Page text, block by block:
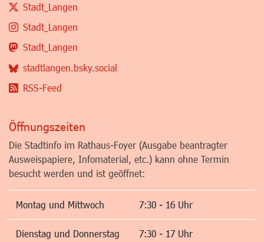
Stadt_Langen
Stadt_Langen
Stadt_Langen
stadtlangen.bsky.social
RSS-Feed
Öffnungszeiten
Die Stadtinfo im Rathaus-Foyer (Ausgabe beantragter
Ausweispapiere, Infomaterial, etc.) kann ohne Termin
besucht werden und ist geöffnet:
Montag und Mittwoch 7:30 - 16 Uhr
Dienstag und Donnerstag 7:30 - 17 Uhr